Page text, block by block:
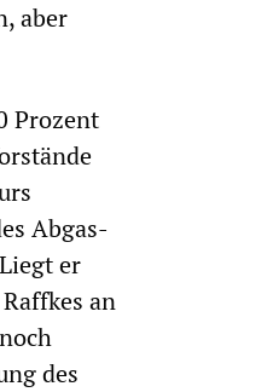
aber
Prozent
Abgas-
er
an
des